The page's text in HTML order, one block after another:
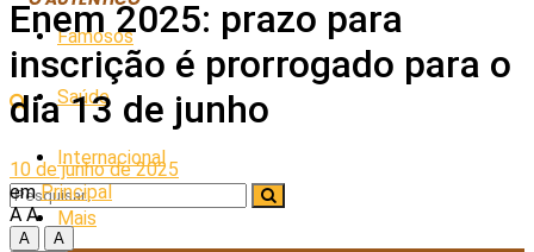
Famosos
Saúde
Internacional
Mais
Enem 2025: prazo para
inscrição é prorrogado para o
dia 13 de junho
10 de junho de 2025
em Principal
A A
A
A